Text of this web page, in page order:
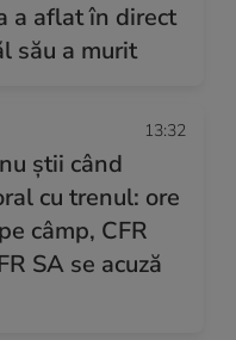
a aflat în direct
său a murit
13:32
știi când
cu trenul: ore
câmp, CFR
SA se acuză